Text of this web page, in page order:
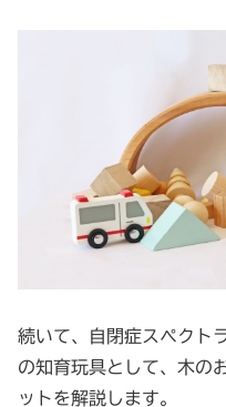
続いて、自閉症スペクト
の知育玩具として、木の
ットを解説します。